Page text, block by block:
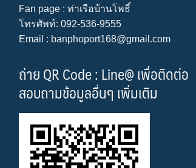
Fan page :ท่าเรือบ้านโพธิ์
โทรศัพท์: 092-536-9555
Email : banphoport168@gmail.com
ถ่าย QR Code : Line@ เพื่อติดต่อ
สอบถามข้อมูลอื่นๆ เพิ่มเติม